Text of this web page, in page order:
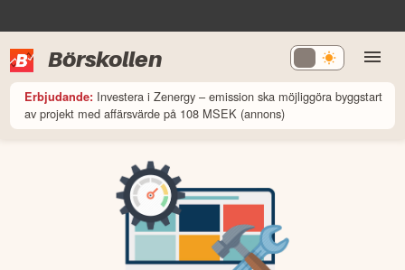
Börskollen
Erbjudande: Investera i Zenergy – emission ska möjliggöra byggstart
av projekt med affärsvärde på 108 MSEK (annons)